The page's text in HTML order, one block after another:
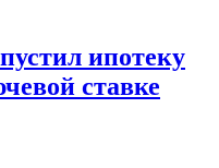
ипотеку
ставке